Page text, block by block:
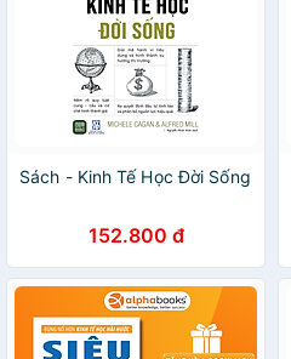
Sách - Kinh Tế Học Đời Sống
152.800 đ